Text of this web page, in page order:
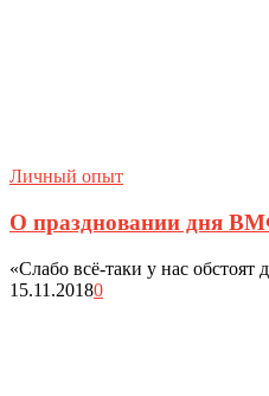
Личный опыт
О праздновании дня
«Слабо всё-таки у нас обстоят
15.11.20180